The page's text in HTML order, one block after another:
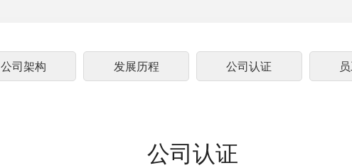
公司架构 发展历程 公司认证
公司认证